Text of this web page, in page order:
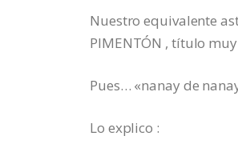
Nuestro equivalente
PIMENTÓN , título
Pues… «nanay de
Lo explico :